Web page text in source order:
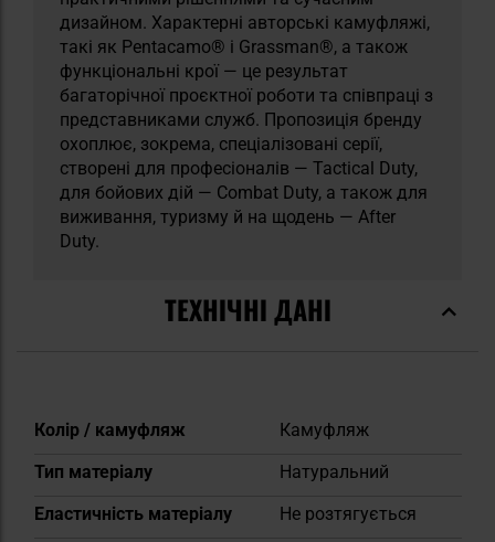
дизайном. Характерні авторські камуфляжі,
такі як Pentacamo® і Grassman®, а також
функціональні крої — це результат
багаторічної проєктної роботи та співпраці з
представниками служб. Пропозиція бренду
охоплює, зокрема, спеціалізовані серії,
створені для професіоналів — Tactical Duty,
для бойових дій — Combat Duty, а також для
виживання, туризму й на щодень — After
Duty.
ТЕХНІЧНІ ДАНІ
Докладніше
Колір / камуфляж
Камуфляж
Тип матеріалу
Натуральний
Еластичність матеріалу
Не розтягується